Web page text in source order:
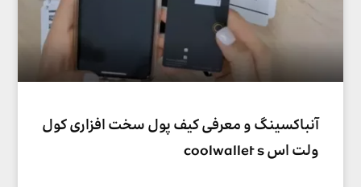
آنباکسینگ و معرفی کیف پول سخت افزاری کول
ولت اس coolwallet s